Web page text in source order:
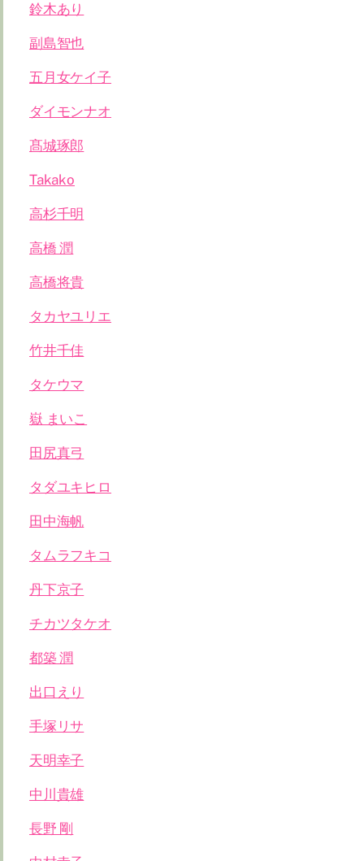
鈴木あり
副島智也
五月女ケイ子
ダイモンナオ
髙城琢郎
Takako
高杉千明
高橋 潤
高橋将貴
タカヤユリエ
竹井千佳
タケウマ
嶽 まいこ
田尻真弓
タダユキヒロ
田中海帆
タムラフキコ
丹下京子
チカツタケオ
都築 潤
出口えり
手塚リサ
天明幸子
中川貴雄
長野 剛